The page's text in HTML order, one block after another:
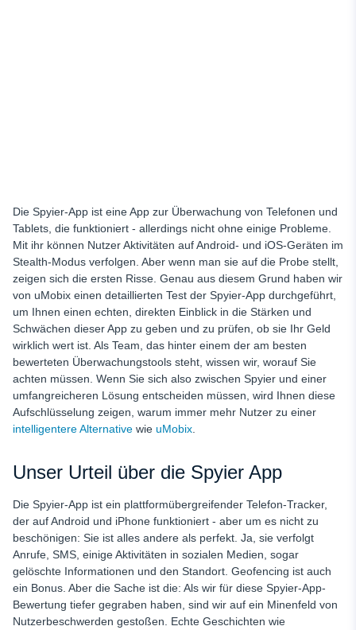
Die Spyier-App ist eine App zur Überwachung von Telefonen und
Tablets, die funktioniert - allerdings nicht ohne einige Probleme.
Mit ihr können Nutzer Aktivitäten auf Android- und iOS-Geräten im
Stealth-Modus verfolgen. Aber wenn man sie auf die Probe stellt,
zeigen sich die ersten Risse. Genau aus diesem Grund haben wir
von uMobix einen detaillierten Test der Spyier-App durchgeführt,
um Ihnen einen echten, direkten Einblick in die Stärken und
Schwächen dieser App zu geben und zu prüfen, ob sie Ihr Geld
wirklich wert ist. Als Team, das hinter einem der am besten
bewerteten Überwachungstools steht, wissen wir, worauf Sie
achten müssen. Wenn Sie sich also zwischen Spyier und einer
umfangreicheren Lösung entscheiden müssen, wird Ihnen diese
Aufschlüsselung zeigen, warum immer mehr Nutzer zu einer
intelligentere Alternative wie uMobix
Unser Urteil über die Spyier App
Die Spyier-App ist ein plattformübergreifender Telefon-Tracker,
der auf Android und iPhone funktioniert - aber um es nicht zu
beschönigen: Sie ist alles andere als perfekt. Ja, sie verfolgt
Anrufe, SMS, einige Aktivitäten in sozialen Medien, sogar
gelöschte Informationen und den Standort. Geofencing ist auch
ein Bonus. Aber die Sache ist die: Als wir für diese Spyier-App-
Bewertung tiefer gegraben haben, sind wir auf ein Minenfeld von
Nutzerbeschwerden gestoßen. Echte Geschichten wie